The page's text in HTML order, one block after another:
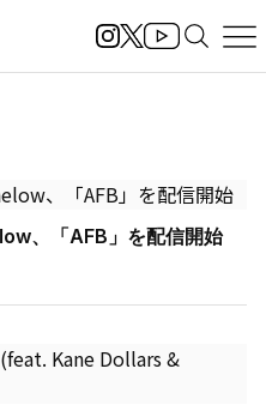
、「AFB」を配信開始